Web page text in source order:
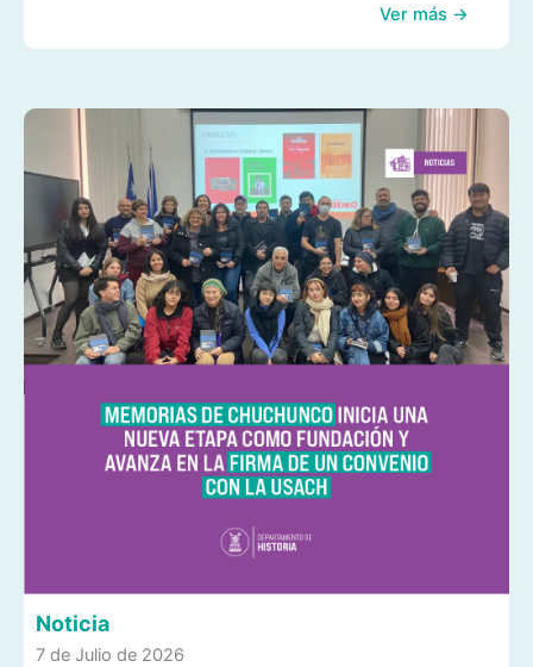
Ver más →
Noticia
7 de Julio de 2026